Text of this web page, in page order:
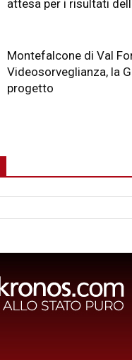
attesa per i risultati
Montefalcone di Val
Videosorveglianza, la
progetto